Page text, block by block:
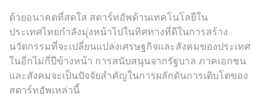
ด้วยอนาคตที่สดใส สตาร์ทอัพด้านเทคโนโลยีใน
ประเทศไทยกำลังมุ่งหน้าไปในทิศทางที่ดีในการสร้าง
นวัตกรรมที่จะเปลี่ยนแปลงเศรษฐกิจและสังคมของประเทศ
ในอีกไม่กี่ปีข้างหน้า การสนับสนุนจากรัฐบาล ภาคเอกชน
และสังคมจะเป็นปัจจัยสำคัญในการผลักดันการเติบโตของ
สตาร์ทอัพเหล่านี้